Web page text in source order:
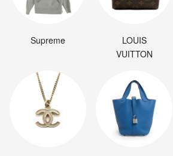
Supreme
LOUIS
VUITTON